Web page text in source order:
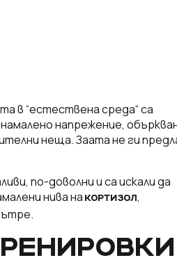
в “естествена среда“ са
напрежение,
неща. Заата не ги
по-доволни и са искали да
нива на КОРТИЗОЛ ,